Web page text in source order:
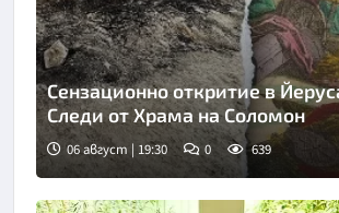
Снимка: Fox news
Сензационно откритие в
Следи от Храма на Соломон
06 август | 19:30 0 639